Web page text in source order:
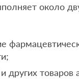
около
других товаров